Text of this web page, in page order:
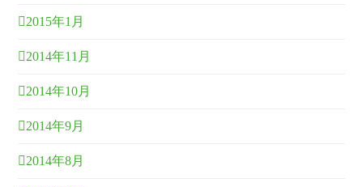
2015年1月
2014年11月
2014年10月
2014年9月
2014年8月